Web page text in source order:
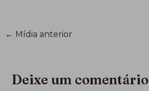
← Mídia anterior
Deixe um comentário